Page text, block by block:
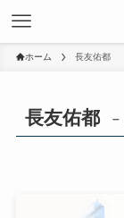
ホーム 長友佑都
長友佑都 –